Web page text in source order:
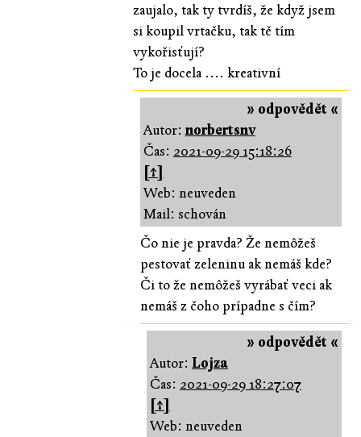
zaujalo, tak ty tvrdíš, že když jsem
si koupil vrtačku, tak tě tím
vykořisťují?
To je docela .... kreativní
» odpovědět «
Autor:norbertsnv
Čas: 2021-09-29 15:18:26
[↑]
Web: neuveden
Mail: schován
Čo nie je pravda? Že nemôžeš
pestovať zeleninu ak nemáš kde?
Či to že nemôžeš vyrábať veci ak
nemáš z čoho prípadne s čím?
» odpovědět «
Autor:Lojza
Čas: 2021-09-29 18:27:07
[↑]
Web: neuveden